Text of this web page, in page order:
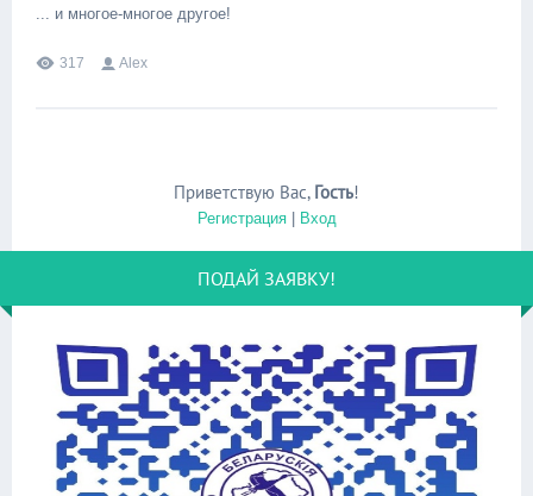
... и многое-многое другое!
317 Alex
Приветствую Вас, Гость!
Регистрация| Вход
ПОДАЙ ЗАЯВКУ!